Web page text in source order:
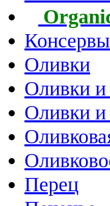
Оливки
Оливки
Оливки и
Перец